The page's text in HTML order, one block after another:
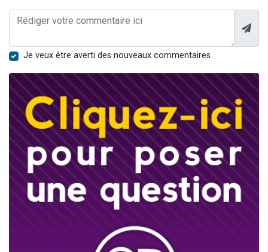
Je veux être averti des nouveaux commentaires